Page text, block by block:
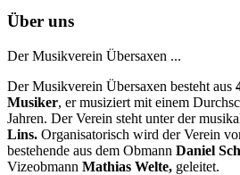
Über uns
Der Musikverein Übersaxen ...
Der Musikverein Übersaxen besteht aus
Musiker, er musiziert mit einem
Jahren. Der Verein steht unter der
Lins. Organisatorisch wird der Verein
bestehende aus dem Obmann Daniel
Vizeobmann Mathias Welte, geleitet.